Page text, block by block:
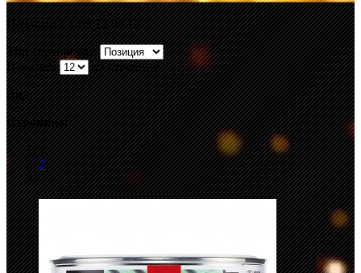
Позиции с 1 по 12 из 15
Тип сортировки
Показать
на странице
Вид:
Страница:
1
2